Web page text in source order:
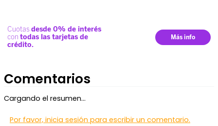
Comentarios
Cargando el resumen…
Por favor, inicia sesión para escribir un comentario.